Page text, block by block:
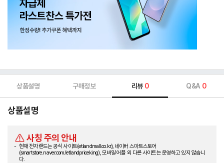
상품설명 구매정보 리뷰 0 Q&A 0
상품설명
사칭 주의 안내
현재 전자랜드는 공식 사이트(etlandmall.co.kr), 네이버 스마트스토어
(smartstore.naver.com/etlandpriceking), 모바일 어플 외 다른 사이트는 운영하고 있지 않습니
다.